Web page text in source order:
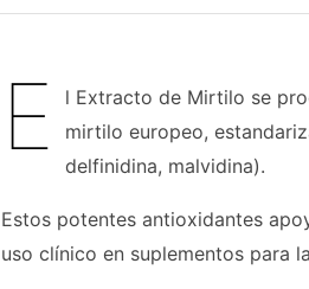
E
l Extracto de Mirtilo se
mirtilo europeo,
delfinidina, malvidina).
Estos potentes antioxidantes
uso clínico en suplementos para